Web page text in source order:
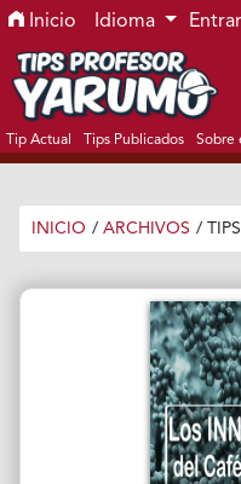
Ir al menú de navegación
Ir al contenido principal
Ir al pie de página del sitio
Inicio Idioma Entrar
Tip Actual Tips Publicados Sobre
INICIO / ARCHIVOS /